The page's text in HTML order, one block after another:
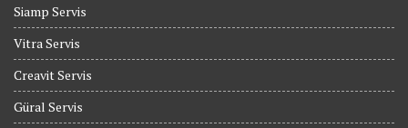
Siamp Servis
Vitra Servis
Creavit Servis
Güral Servis